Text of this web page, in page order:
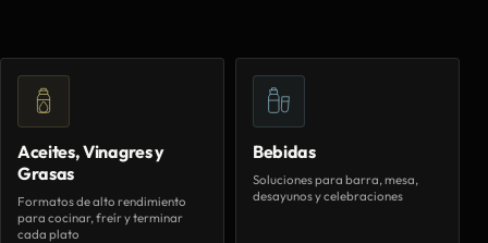
Aceites, Vinagres y
Grasas
Formatos de alto rendimiento
para cocinar, freír y terminar
cada plato
Bebidas
Soluciones para barra, mesa,
desayunos y celebraciones